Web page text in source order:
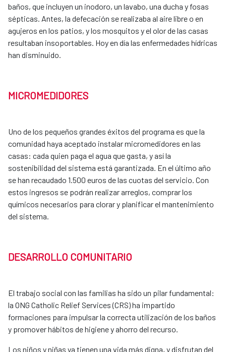
baños, que incluyen un inodoro, un lavabo, una ducha y fosas
sépticas. Antes, la defecación se realizaba al aire libre o en
agujeros en los patios, y los mosquitos y el olor de las casas
resultaban insoportables. Hoy en día las enfermedades hídricas
han disminuido.
MICROMEDIDORES
Uno de los pequeños grandes éxitos del programa es que la
comunidad haya aceptado instalar micromedidores en las
casas: cada quien paga el agua que gasta, y así la
sostenibilidad del sistema está garantizada. En el último año
se han recaudado 1.500 euros de las cuotas del servicio. Con
estos ingresos se podrán realizar arreglos, comprar los
químicos necesarios para clorar y planificar el mantenimiento
del sistema.
DESARROLLO COMUNITARIO
El trabajo social con las familias ha sido un pilar fundamental:
la ONG Catholic Relief Services (CRS) ha impartido
formaciones para impulsar la correcta utilización de los baños
y promover hábitos de higiene y ahorro del recurso.
Los niños y niñas ya tienen una vida más digna, y disfrutan del